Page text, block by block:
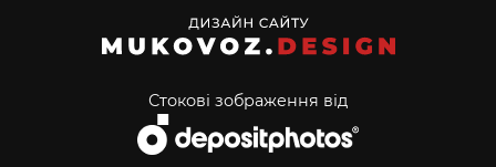
Стокові зображення від